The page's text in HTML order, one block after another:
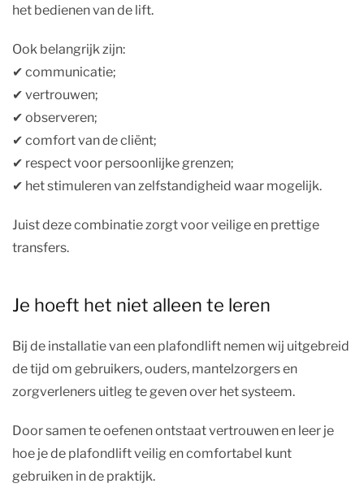
het bedienen van de lift.
Ook belangrijk zijn:
✔︎ communicatie;
✔︎ vertrouwen;
✔︎ observeren;
✔︎ comfort van de cliënt;
✔︎ respect voor persoonlijke grenzen;
✔︎ het stimuleren van zelfstandigheid waar mogelijk.
Juist deze combinatie zorgt voor veilige en prettige
transfers.
Je hoeft het niet alleen te leren
Bij de installatie van een plafondlift nemen wij uitgebreid
de tijd om gebruikers, ouders, mantelzorgers en
zorgverleners uitleg te geven over het systeem.
Door samen te oefenen ontstaat vertrouwen en leer je
hoe je de plafondlift veilig en comfortabel kunt
gebruiken in de praktijk.